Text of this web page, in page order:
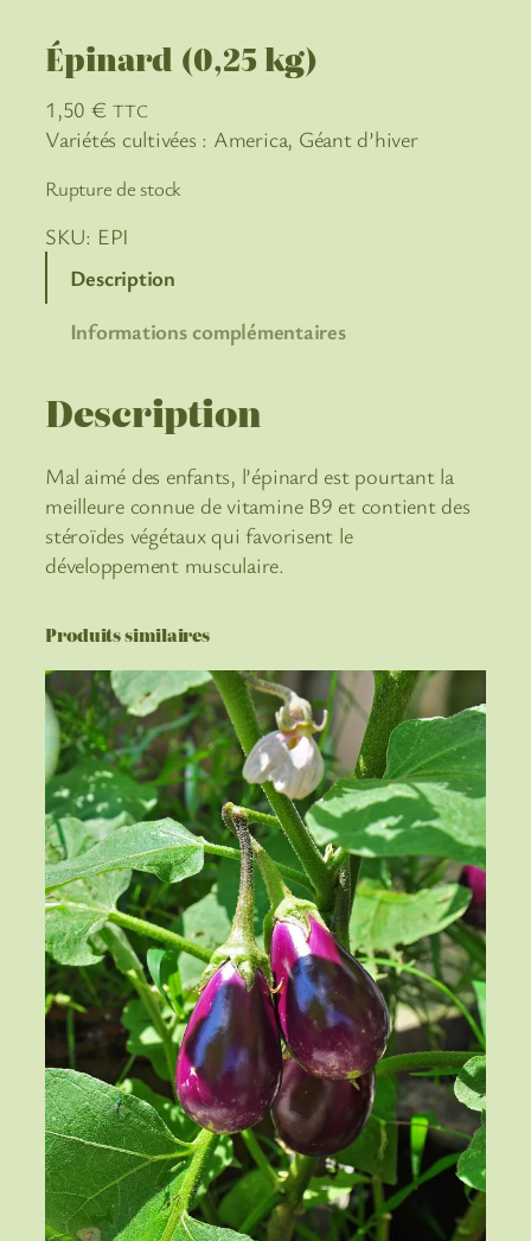
Épinard (0,25 kg)
1,50 € TTC
Variétés cultivées : America, Géant d’hiver
Rupture de stock
SKU: EPI
Description
Informations complémentaires
Description
Mal aimé des enfants, l’épinard est pourtant la
meilleure connue de vitamine B9 et contient des
stéroïdes végétaux qui favorisent le
développement musculaire.
Produits similaires